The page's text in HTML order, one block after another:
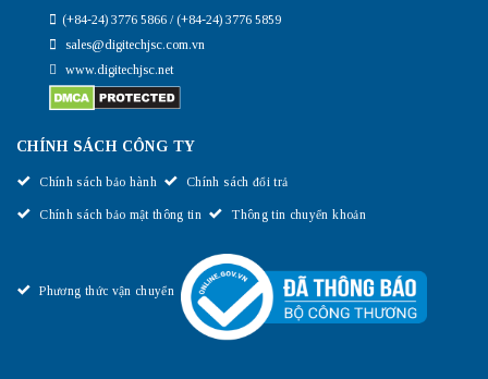
(+84-24) 3776 5866 / (+84-24) 3776 5859
sales@digitechjsc.com.vn
www.digitechjsc.net
CHÍNH SÁCH CÔNG TY
Chính sách bảo hành Chính sách đổi trả
Chính sách bảo mật thông tin Thông tin chuyển khoản
Phương thức vận chuyển